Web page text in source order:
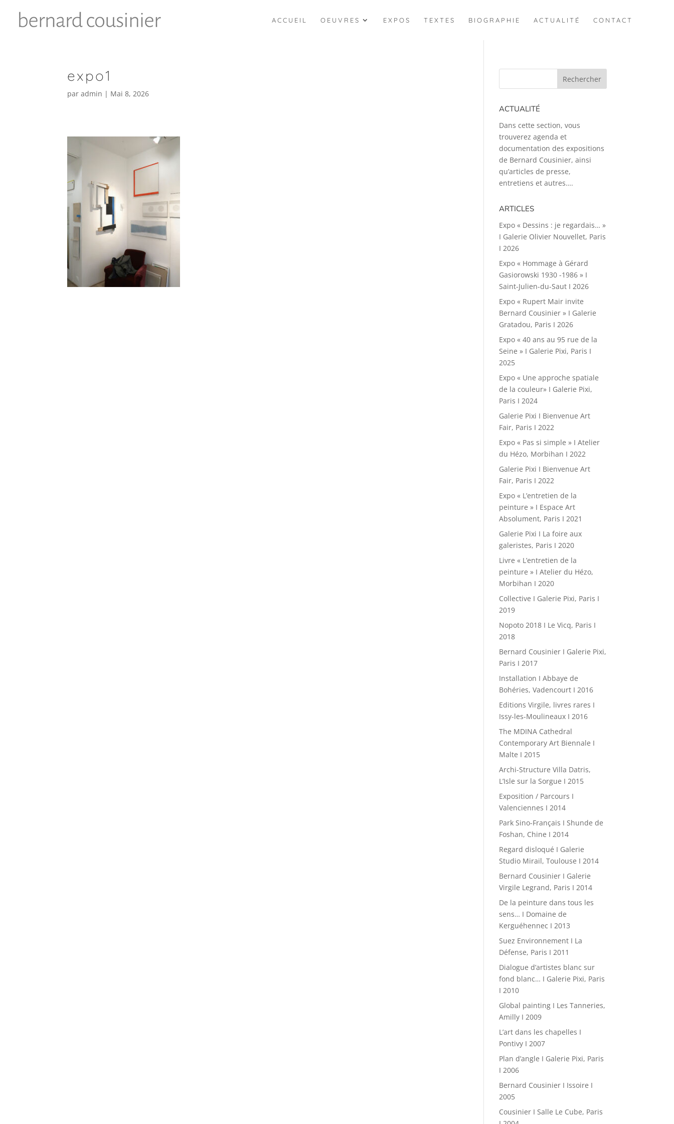
ACCUEIL OEUVRES EXPOS TEXTES BIOGRAPHIE ACTUALITÉ CONTACT
expo1
paradmin | Mai 8, 2026
ACTUALITÉ
Dans cette section, vous
trouverez agenda et
documentation des expositions
de Bernard Cousinier, ainsi
qu’articles de presse,
entretiens et autres….
ARTICLES
Expo « Dessins : je regardais… »
I Galerie Olivier Nouvellet, Paris
I 2026
Expo « Hommage à Gérard
Gasiorowski 1930 -1986 » I
Saint-Julien-du-Saut I 2026
Expo « Rupert Mair invite
Bernard Cousinier » I Galerie
Gratadou, Paris I 2026
Expo « 40 ans au 95 rue de la
Seine » I Galerie Pixi, Paris I
2025
Expo « Une approche spatiale
de la couleur» I Galerie Pixi,
Paris I 2024
Galerie Pixi I Bienvenue Art
Fair, Paris I 2022
Expo « Pas si simple » I Atelier
du Hézo, Morbihan I 2022
Galerie Pixi I Bienvenue Art
Fair, Paris I 2022
Expo « L’entretien de la
peinture » I Espace Art
Absolument, Paris I 2021
Galerie Pixi I La foire aux
galeristes, Paris I 2020
Livre « L’entretien de la
peinture » I Atelier du Hézo,
Morbihan I 2020
Collective I Galerie Pixi, Paris I
2019
Nopoto 2018 I Le Vicq, Paris I
2018
Bernard Cousinier I Galerie Pixi,
Paris I 2017
Installation I Abbaye de
Bohéries, Vadencourt I 2016
Editions Virgile, livres rares I
Issy-les-Moulineaux I 2016
The MDINA Cathedral
Contemporary Art Biennale I
Malte I 2015
Archi-Structure Villa Datris,
L’Isle sur la Sorgue I 2015
Exposition / Parcours I
Valenciennes I 2014
Park Sino-Français I Shunde de
Foshan, Chine I 2014
Regard disloqué I Galerie
Studio Mirail, Toulouse I 2014
Bernard Cousinier I Galerie
Virgile Legrand, Paris I 2014
De la peinture dans tous les
sens… I Domaine de
Kerguéhennec I 2013
Suez Environnement I La
Défense, Paris I 2011
Dialogue d’artistes blanc sur
fond blanc… I Galerie Pixi, Paris
I 2010
Global painting I Les Tanneries,
Amilly I 2009
L’art dans les chapelles I
Pontivy I 2007
Plan d’angle I Galerie Pixi, Paris
I 2006
Bernard Cousinier I Issoire I
2005
Cousinier I Salle Le Cube, Paris